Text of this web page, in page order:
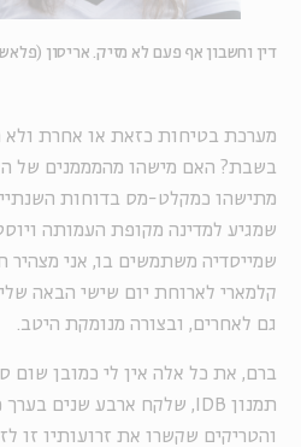
דין וחשבון אף פעם לא מזיק. אריסון (פלאש90)
מערכת בטיחות כזאת או אחרת ולא
בשבת? האם מישהו מהמממנים של
מתישהו כמקלט-מס בדוחות
שמגיע למדינה מקופת העמותה
שמייסדיה משתמשים בו, אני מצהיר
קלמארי לארוחת יום שישי הבאה
גם לאחרים, ובצורה מנומקת היטב.
ברם, את כל אלה אין לי כמובן שום
תמנון IDB , שלקח ארבע שנים בערך
והטריקים שקשרו את זרועותיו זו